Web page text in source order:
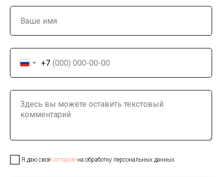
+7
Я даю своё согласие на обработку персональных данных